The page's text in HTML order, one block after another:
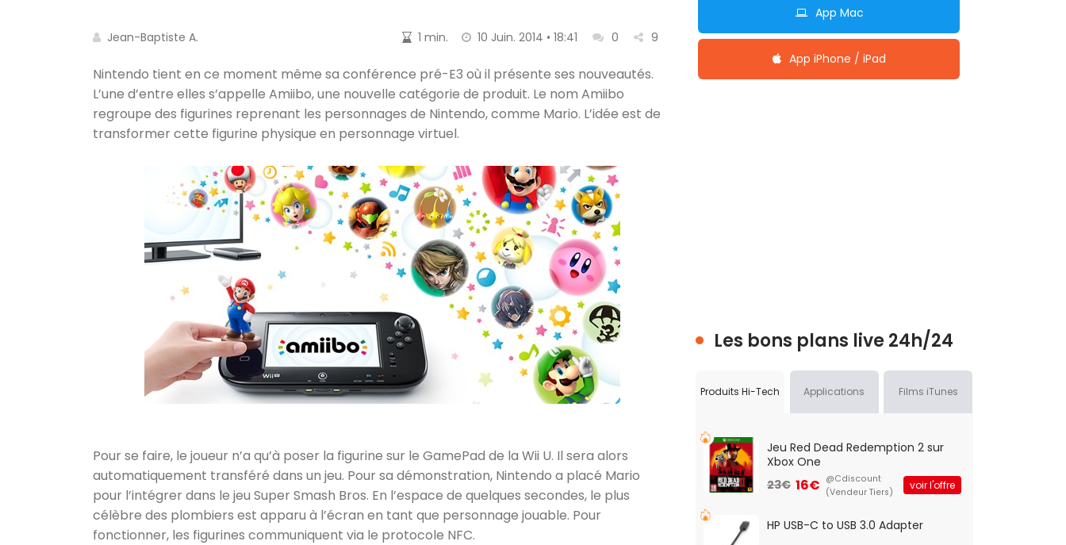
Jean-Baptiste A. 1 min. 10 Juin. 2014 • 18:41 0 9
Nintendo tient en ce moment même sa conférence pré-E3 où il présente ses nouveautés.
L’une d’entre elles s’appelle Amiibo, une nouvelle catégorie de produit. Le nom Amiibo
regroupe des figurines reprenant les personnages de Nintendo, comme Mario. L’idée est de
transformer cette figurine physique en personnage virtuel.
Pour se faire, le joueur n’a qu’à poser la figurine sur le GamePad de la Wii U. Il sera alors
automatiquement transféré dans un jeu. Pour sa démonstration, Nintendo a placé Mario
pour l’intégrer dans le jeu Super Smash Bros. En l’espace de quelques secondes, le plus
célèbre des plombiers est apparu à l’écran en tant que personnage jouable. Pour
fonctionner, les figurines communiquent via le protocole NFC.
App Mac
App iPhone / iPad
Les bons plans live 24h/24
Produits Hi-Tech Applications Films iTunes
Jeu Red Dead Redemption 2 sur
Xbox One
23€ 16€ @Cdiscount
(Vendeur Tiers)
voir l'offre
HP USB-C to USB 3.0 Adapter